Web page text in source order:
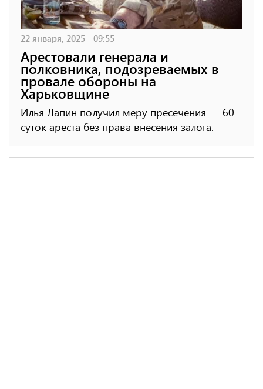
22 января, 2025 - 09:55
Арестовали генерала и
полковника, подозреваемых в
провале обороны на
Харьковщине
Илья Лапин получил меру пресечения — 60
суток ареста без права внесения залога.